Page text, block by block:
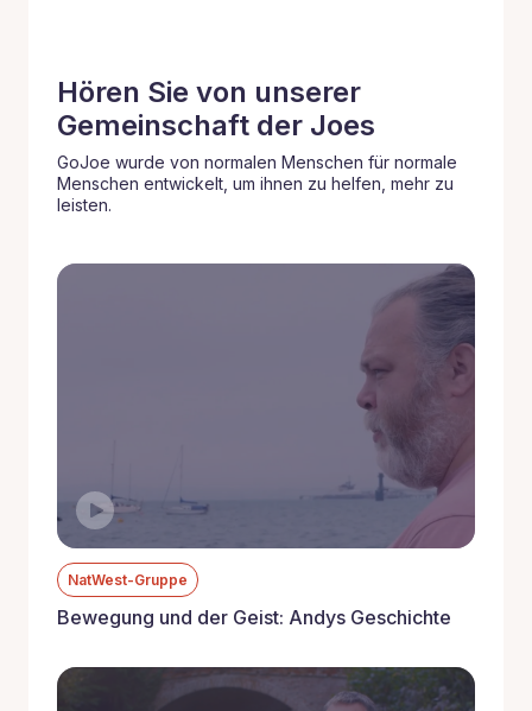
Hören Sie von unserer
Gemeinschaft der Joes
GoJoe wurde von normalen Menschen für normale
Menschen entwickelt, um ihnen zu helfen, mehr zu
leisten.
NatWest-Gruppe
Bewegung und der Geist: Andys Geschichte